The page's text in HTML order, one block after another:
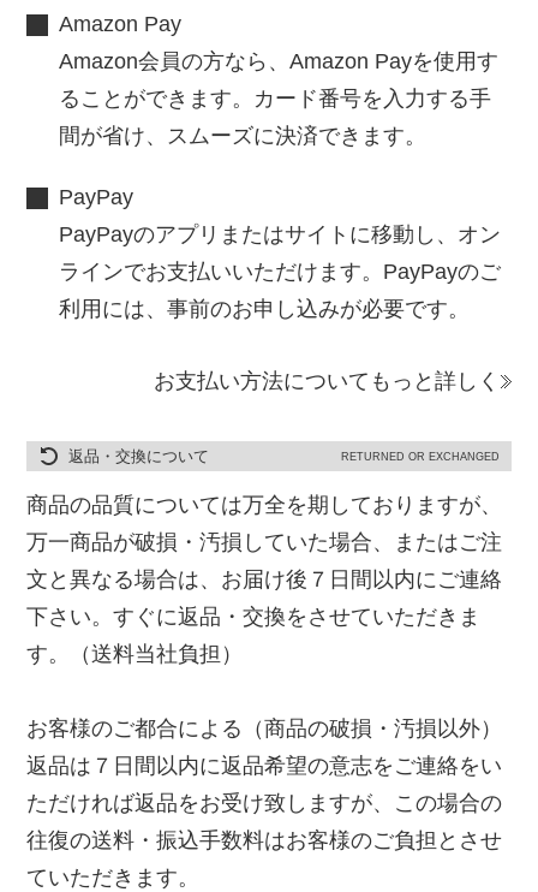
Amazon Pay
Amazon会員の方なら、Amazon Payを使用す
ることができます。カード番号を入力する手
間が省け、スムーズに決済できます。
PayPay
PayPayのアプリまたはサイトに移動し、オン
ラインでお支払いいただけます。PayPayのご
利用には、事前のお申し込みが必要です。
お支払い方法についてもっと詳しく
返品・交換について RETURNED OR EXCHANGED
商品の品質については万全を期しておりますが、
万一商品が破損・汚損していた場合、またはご注
文と異なる場合は、お届け後７日間以内にご連絡
下さい。すぐに返品・交換をさせていただきま
す。（送料当社負担）
お客様のご都合による（商品の破損・汚損以外）
返品は７日間以内に返品希望の意志をご連絡をい
ただければ返品をお受け致しますが、この場合の
往復の送料・振込手数料はお客様のご負担とさせ
ていただきます。